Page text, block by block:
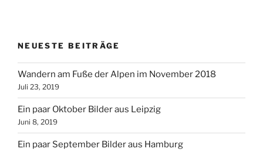
NEUESTE BEITRÄGE
Wandern am Fuße der Alpen im November 2018
Juli 23, 2019
Ein paar Oktober Bilder aus Leipzig
Juni 8, 2019
Ein paar September Bilder aus Hamburg